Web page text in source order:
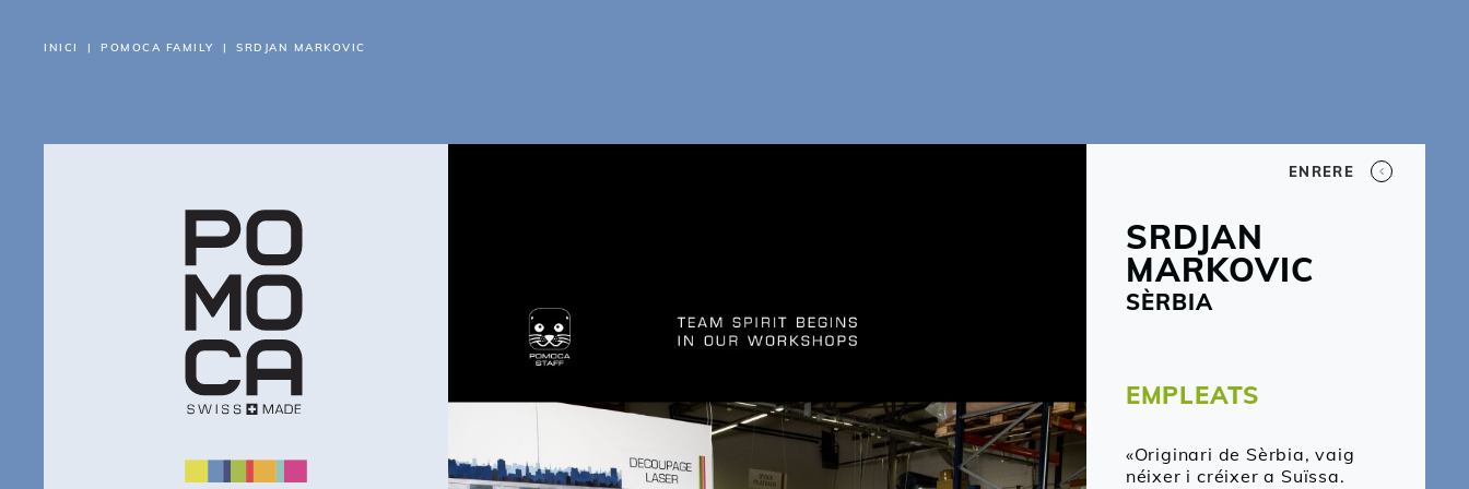
TROBA'NS
REUTILITZA LA TEVA
INICI POMOCA FAMILY SRDJAN MARKOVIC
ENRERE
SRDJAN
MARKOVIC
SÈRBIA
EMPLEATS
«Originari de Sèrbia, vaig
néixer i créixer a Suïssa.